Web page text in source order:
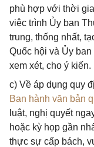
phù hợp với thời
việc trình Ủy ban
trung, thống nhất,
Quốc hội và Ủy
xem xét, cho ý kiến.
c) Về áp dụng quy
Ban hành văn bản
luật, nghị quyết
hoặc kỳ họp gần
thực sự cấp bách,